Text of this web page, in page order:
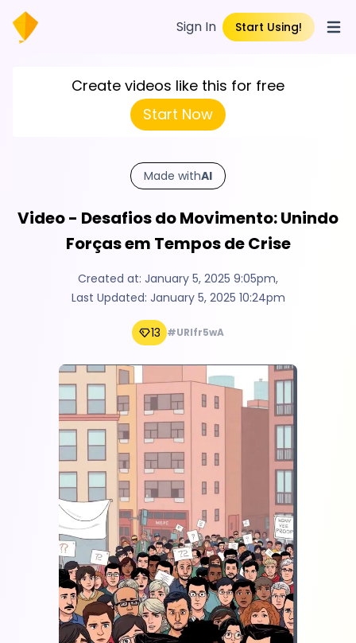
Sign In Start Using!
Create videos like this for free
Start Now
Made withAI
Video - Desafios do Movimento: Unindo
Forças em Tempos de Crise
Created at: January 5, 2025 9:05pm,
Last Updated: January 5, 2025 10:24pm
13 #URIfr5wA